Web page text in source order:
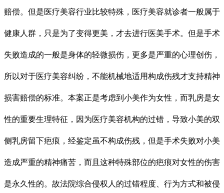
赔偿。但是医疗美容行业比较特殊，医疗美容就诊者一般属于
健康人群，只是为了变得更美，才去进行医美手术。但是手术
失败造成的一般是身体的轻微损伤，更多是严重的心理创伤，
所以对于医疗美容纠纷，不能机械地适用构成伤残才支持精神
损害赔偿的标准。本案正是考虑到小美作为女性，而乳房是女
性的重要生理特征，因为医疗美容机构的过错，导致小美的双
侧乳房留下疤痕，经鉴定虽不构成伤残，但是手术失败对小美
造成严重的精神痛苦，而且这种特殊部位的疤痕对女性的伤害
是永久性的。故法院综合侵权人的过错程度、行为方式和被侵